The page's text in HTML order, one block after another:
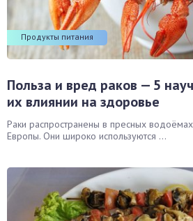
Продукты питания
Польза и вред раков — 5
их влиянии на здоровье
Раки распространены в пресных
Европы. Они широко используются ...